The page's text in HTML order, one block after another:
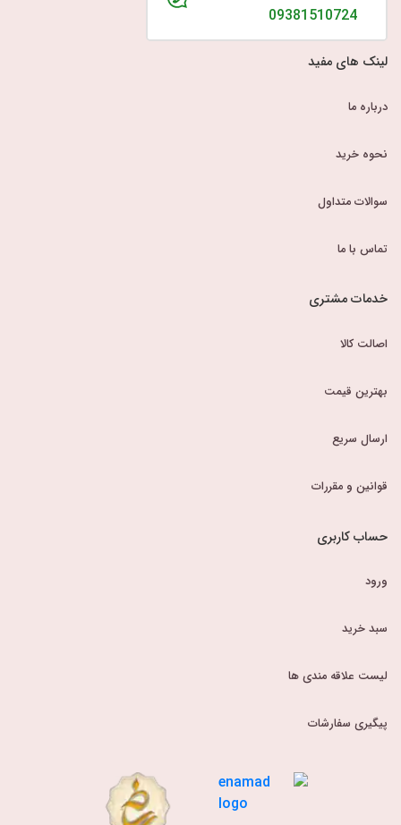
09381510724
لینک های مفید
درباره ما
نحوه خرید
سوالات متداول
تماس با ما
خدمات مشتری
اصالت کالا
بهترین قیمت
ارسال سریع
قوانین و مقررات
حساب کاربری
ورود
سبد خرید
لیست علاقه مندی ها
پیگیری سفارشات